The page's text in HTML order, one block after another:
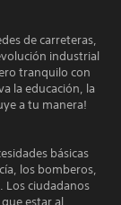
de carreteras,
industrial
tranquilo con
la educación, la
a tu manera!
básicas
los bomberos,
Los ciudadanos
estar al